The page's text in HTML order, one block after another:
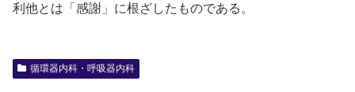
利他とは「感謝」に根ざしたものである。
循環器内科・呼吸器内科